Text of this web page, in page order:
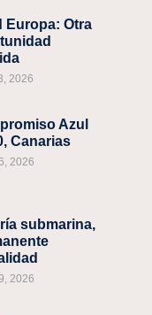
Europa: Otra
2026
Azul
Canarias
2026
submarina,
2026